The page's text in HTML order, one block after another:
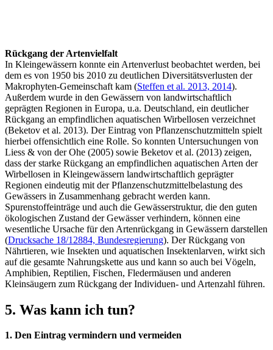
Rückgang der Artenvielfalt
In Kleingewässern konnte ein Artenverlust beobachtet werden, bei
dem es von 1950 bis 2010 zu deutlichen Diversitätsverlusten der
Makrophyten-Gemeinschaft kam (Steffen et al. 2013, 2014).
Außerdem wurde in den Gewässern von landwirtschaftlich
geprägten Regionen in Europa, u.a. Deutschland, ein deutlicher
Rückgang an empfindlichen aquatischen Wirbellosen verzeichnet
(Beketov et al. 2013). Der Eintrag von Pflanzenschutzmitteln spielt
hierbei offensichtlich eine Rolle. So konnten Untersuchungen von
Liess & von der Ohe (2005) sowie Beketov et al. (2013) zeigen,
dass der starke Rückgang an empfindlichen aquatischen Arten der
Wirbellosen in Kleingewässern landwirtschaftlich geprägter
Regionen eindeutig mit der Pflanzenschutzmittelbelastung des
Gewässers in Zusammenhang gebracht werden kann.
Spurenstoffeinträge und auch die Gewässerstruktur, die den guten
ökologischen Zustand der Gewässer verhindern, können eine
wesentliche Ursache für den Artenrückgang in Gewässern darstellen
(Drucksache 18/12884, Bundesregierung). Der Rückgang von
Nährtieren, wie Insekten und aquatischen Insektenlarven, wirkt sich
auf die gesamte Nahrungskette aus und kann so auch bei Vögeln,
Amphibien, Reptilien, Fischen, Fledermäusen und anderen
Kleinsäugern zum Rückgang der Individuen- und Artenzahl führen.
5. Was kann ich tun?
1. Den Eintrag vermindern und vermeiden